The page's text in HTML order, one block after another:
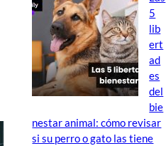
5
lib
ert
ad
es
del
bie
nestar animal: cómo revisar
si su perro o gato las tiene